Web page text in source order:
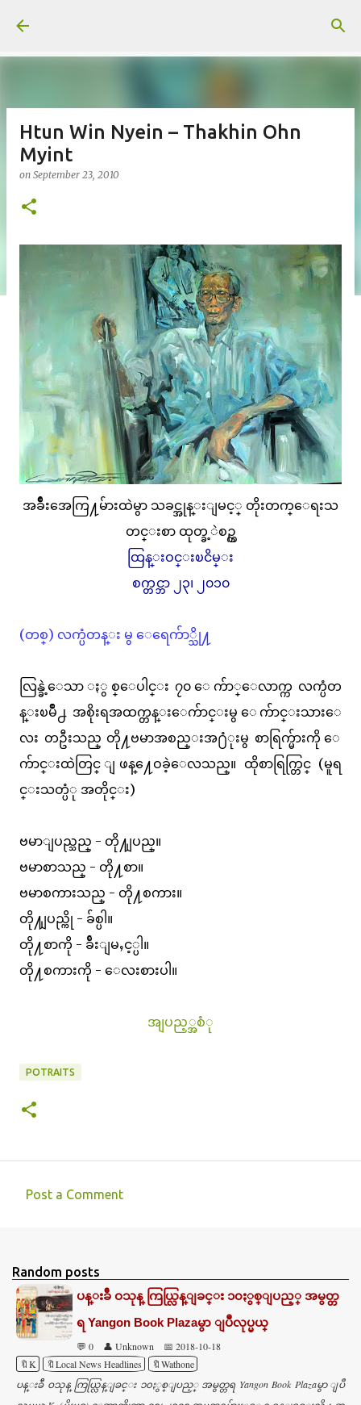
Htun Win Nyein – Thakhin Ohn
Myint
on September 23, 2010
အခ်ဳိးအေကြ႔မ်ားထဲမွာ သခင္အုန္းျမင့္ တိုးတက္ေရးသ
တင္းစာ ထုတ္ခ့ဲစဥ္က
ထြန္းဝင္းၿငိမ္း
စက္တင္ဘာ ၂၃၊ ၂၀၁၀
(တစ္) လက္ပံတန္း မွ ေရေက်ာ္သို႔
လြန္ခဲ့ေသာ ႏွစ္ေပါင္း ၇၀ ေက်ာ္ေလာက္က လက္ပံတ
န္းၿမိဳ႕ အစိုးရအထက္တန္းေက်ာင္းမွ ေက်ာင္းသားေ
လး တဦးသည္ တို႔ဗမာအစည္းအ႐ံုးမွ စာရြက္မ်ားကို ေ
က်ာင္းထဲတြင္ ျဖန္႔ေဝခဲ့ေလသည္။ ထိုစာရြက္တြင္ (မူရ
င္းသတ္ပံု အတိုင္း)
ဗမာျပည္သည္ - တို႔ျပည္။
ဗမာစာသည္ - တို႔စာ။
ဗမာစကားသည္ - တို႔စကား။
တို႔ျပည္ကို - ခ်စ္ပါ။
တို႔စာကို - ခ်ီးျမႇင့္ပါ။
တို႔စကားကို - ေလးစားပါ။
အျပည့္အစံု
POTRAITS
m
e
n
s
Post a Comment
Random posts
ပန္းခ်ီ ဝသုန္ ကြယ္လြန္ျခင္း ၁၀ႏွစ္ျပည့္ အမွတ္တ
ရ Yangon Book Plazaမွာ ျပဳလုပ္မယ္
💬 0 👤 Unknown
📅 2018-10-18
🔖K
🔖Local News Headlines
🔖Wathone
ပန္းခ်ီ ဝသုန္ ကြယ္လြန္ျခင္း ၁၀ႏွစ္ျပည့္ အမွတ္တရ Yangon Book Plazaမွာ ျပဳ